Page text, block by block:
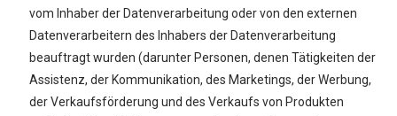
vom Inhaber der Datenverarbeitung oder von den externen
Datenverarbeitern des Inhabers der Datenverarbeitung
beauftragt wurden (darunter Personen, denen Tätigkeiten der
Assistenz, der Kommunikation, des Marketings, der Werbung,
der Verkaufsförderung und des Verkaufs von Produkten